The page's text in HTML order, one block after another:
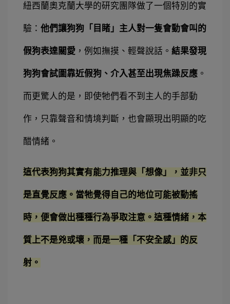
紐西蘭奧克蘭大學的研究團隊做了一個特別的實
驗： 他們讓狗狗「目睹」主人對一隻會動會叫的
假狗表達關愛 ，例如撫摸、輕聲說話。 結果發現
狗狗會試圖靠近假狗、介入甚至出現焦躁反應 。
而更驚人的是，即使牠們看不到主人的手部動
作，只靠聲音和情境判斷，也會顯現出明顯的吃
醋情緒。
這代表狗狗其實有能力推理與「想像」，並非只
是直覺反應。當牠覺得自己的地位可能被動搖
時，便會做出種種行為爭取注意。這種情緒，本
質上不是兇或壞，而是一種「不安全感」的反
射。